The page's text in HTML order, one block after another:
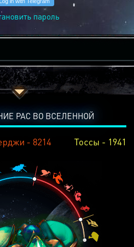
пароль
РАС ВО ВСЕЛЕННОЙ
- 8214 Тоссы - 1941